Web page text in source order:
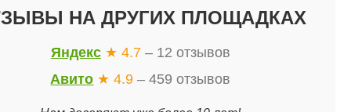
НА ДРУГИХ ПЛОЩАДКАХ
Яндекс ★ 4.7 – 12 отзывов
Авито ★ 4.9 – 459 отзывов